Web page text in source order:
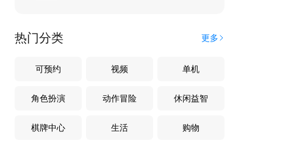
热门分类 更多
可预约 视频 单机
角色扮演 动作冒险 休闲益智
棋牌中心 生活 购物